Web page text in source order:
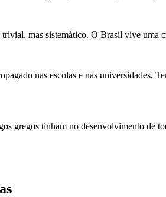
mas sistemático. O Brasil vive uma
nas escolas e nas
gregos tinham no desenvolvimento de